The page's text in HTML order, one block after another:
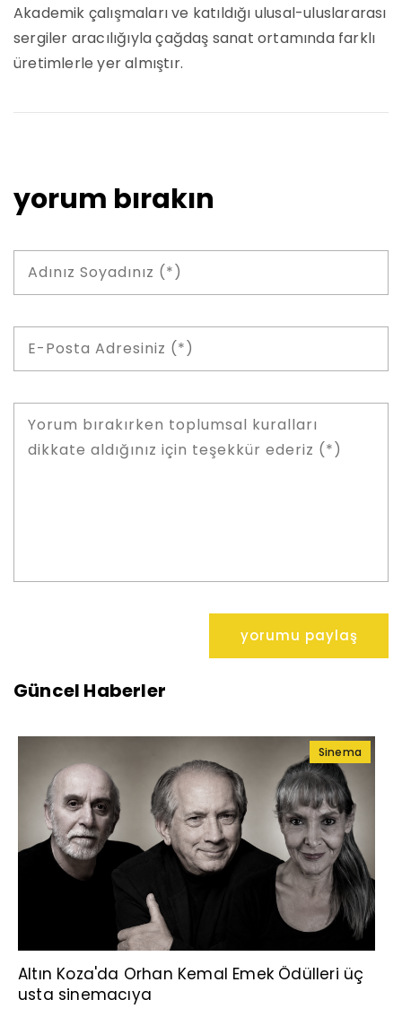
Akademik çalışmaları ve katıldığı ulusal-uluslararası
sergiler aracılığıyla çağdaş sanat ortamında farklı
üretimlerle yer almıştır.
yorum bırakın
Güncel Haberler
Sinema
Altın Koza'da Orhan Kemal Emek Ödülleri üç
usta sinemacıya